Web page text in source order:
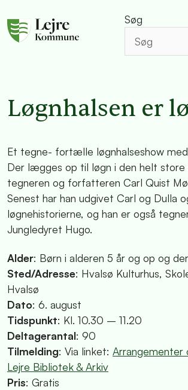
Søg
Løgnhalsen er
Et tegne- fortælle løgnhalseshow
Der lægges op til løgn i den helt store
tegneren og forfatteren Carl Quist
Senest har han udgivet Carl og Dulla
løgnehistorierne, og han er også
Jungledyret Hugo.
Alder: Børn i alderen 5 år og op og
Sted/Adresse: Hvalsø Kulturhus,
Hvalsø
Dato: 6. august
Tidspunkt: Kl. 10.30 – 11.20
Deltagerantal: 90
Tilmelding: Via linket: Arrangementer
Lejre Bibliotek & Arkiv
Pris: Gratis